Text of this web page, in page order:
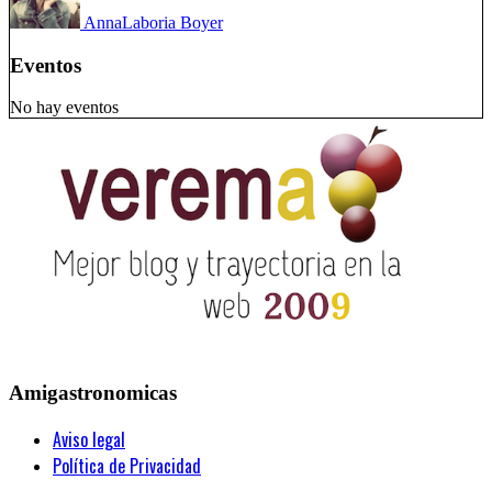
AnnaLaboria Boyer
Eventos
No hay eventos
Amigastronomicas
Aviso legal
Política de Privacidad